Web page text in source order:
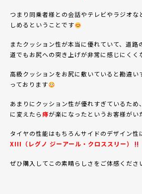
つまり同乗者様との会話やテレビやラジオな
しめるということです
またクッション性が本当に優れていて、道路
道でもお尻への突き上げが非常に感じにくく
高級クッションをお尻に敷いていると勘違い
っております
あまりにクッション性が優れすぎているため
に変えたら痔が楽になったというお客様が
タイヤの性能はもちろんサイドのデザイン性
XIII（レグノ ジーアール・クロススリー）
ぜひ購入してこの素晴らしさをご体感くださ